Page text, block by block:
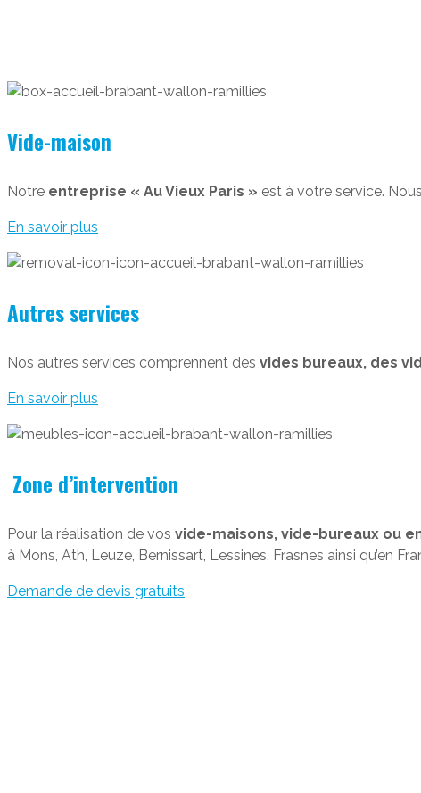
Vide-maison
Notre entreprise « Au Vieux Paris » est à votre service.
En savoir plus
Autres services
Nos autres services comprennent des vides bureaux, des
En savoir plus
Zone d’intervention
Pour la réalisation de vos vide-maisons, vide-bureaux ou
à Mons, Ath, Leuze, Bernissart, Lessines, Frasnes ainsi qu’en
Demande de devis gratuits